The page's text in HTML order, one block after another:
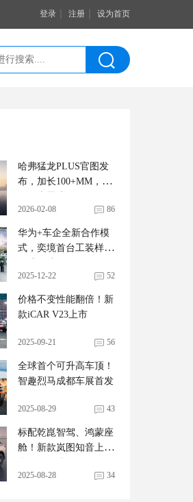
登录 注册 设为首页
哈弗猛龙PLUS官图发
布，加长100+MM，还
2026-02-08 86
华为+车企全新合作模
式，奕境首台工装样车
2025-12-22 52
价格不变性能翻倍！新
款iCAR V23上市
2025-09-21 56
全球首个可升高车顶！
智趣烈马成都车展首发
2025-08-29 43
标配乾崑智驾、鸿蒙座
舱！新款岚图知音上市
2025-08-28 34